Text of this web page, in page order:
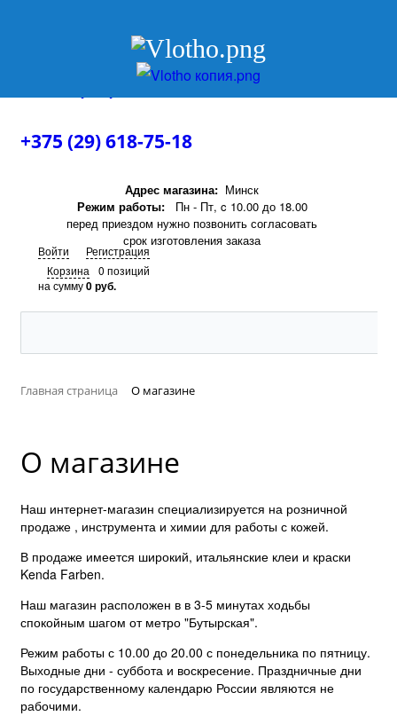
+375 (29) 618-75-18
+375 (29) 618-75-18
Адрес магазина: Минск
Режим работы:Пн - Пт, c 10.00 до 18.00
перед приездом нужно позвонить согласовать
срок изготовления заказа
Войти
Регистрация
Корзина
0 позиций
на сумму0 руб.
Главная страница О магазине
О магазине
Наш интернет-магазин специализируется на розничной
продаже , инструмента и химии для работы с кожей.
В продаже имеется широкий, итальянские клеи и краски
Kenda Farben.
Наш магазин расположен в в 3-5 минутах ходьбы
спокойным шагом от метро "Бутырская".
Режим работы с 10.00 до 20.00 с понедельника по пятницу.
Выходные дни - суббота и воскресение. Праздничные дни
по государственному календарю России являются не
рабочими.